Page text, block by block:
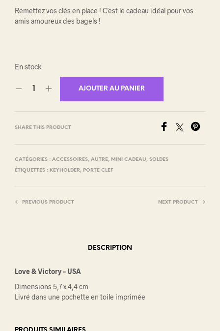
était :
19.00 CHF.
est :
Remettez vos clés en place ! C’est le cadeau idéal pour vos
amis amoureux des bagels !
En stock
AJOUTER AU PANIER
SHARE THIS PRODUCT
CATÉGORIES : ACCESSOIRES, AUTRE, MINI CADEAU, SOLDES
ÉTIQUETTES : KEYHOLDER, PORTE CLEF
PREVIOUS PRODUCT NEXT PRODUCT
DESCRIPTION
Love & Victory – USA
Dimensions 5,7 x 4,4 cm.
Livré dans une pochette en toile imprimée